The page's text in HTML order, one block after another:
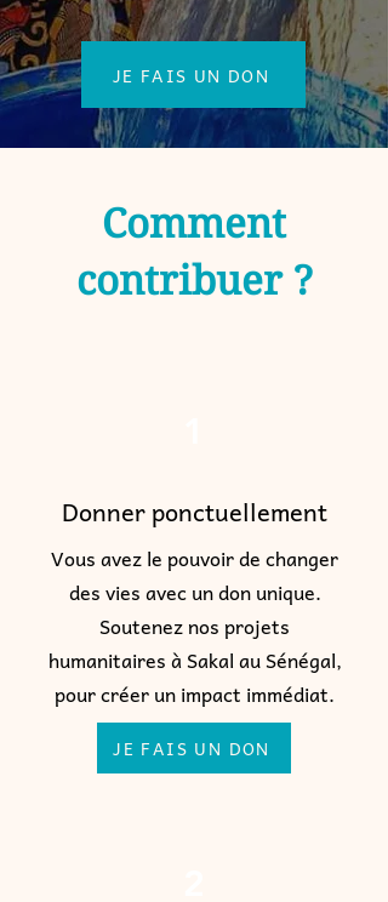
JE FAIS UN DON
Comment
contribuer ?
Donner ponctuellement
Vous avez le pouvoir de changer
des vies avec un don unique.
Soutenez nos projets
humanitaires à Sakal au Sénégal,
pour créer un impact immédiat.
JE FAIS UN DON